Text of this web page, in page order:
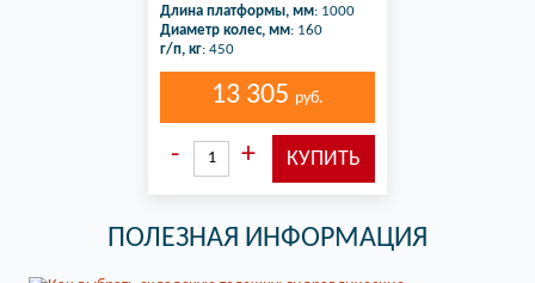
Длина платформы, мм: 1000
Диаметр колес, мм: 160
г/п, кг: 450
13 305 руб.
ПОЛЕЗНАЯ ИНФОРМАЦИЯ